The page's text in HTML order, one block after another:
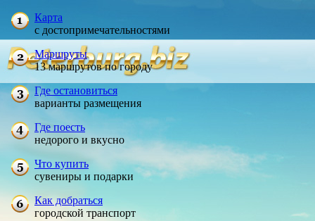
Карта
с достопримечательностями
Маршруты
13 маршрутов по городу
Где остановиться
варианты размещения
Где поесть
недорого и вкусно
Что купить
сувениры и подарки
Как добраться
городской транспорт